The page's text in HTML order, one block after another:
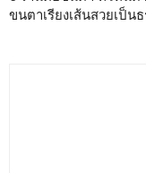
ขนตาเรียงเส้นสวยเป็น